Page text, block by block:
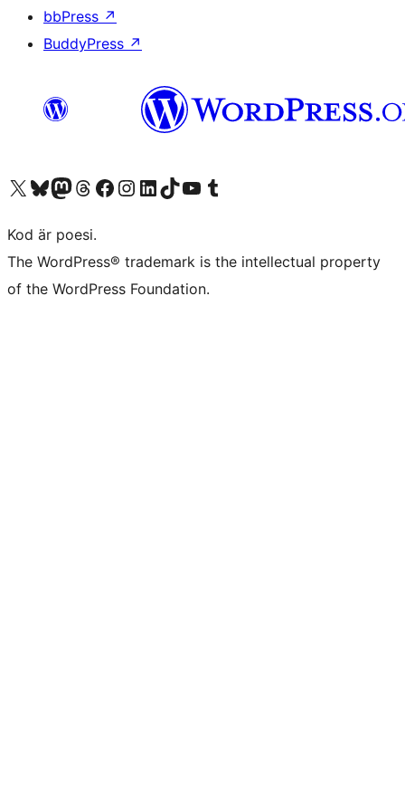
bbPress ↗
BuddyPress ↗
Besök vår X-konto (f.d. Twitter)
Besök vårt Bluesky-konto
Besök vårt Mastodon-konto
Besök vårt Thread-konto
Besök vår Facebook-sidaBesök vårt Instagram-konto
Besök vårt LinkedIn-konto
Besök vårt TikTok-konto
Besök vår YouTube-kanalBesök vårt Tumblr-konto
Kod är poesi.
The WordPress® trademark is the intellectual property
of the WordPress Foundation.